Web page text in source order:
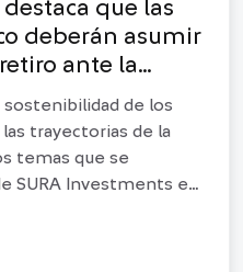
que las
deberán asumir
ante la
de pensiones
sostenibilidad de los
trayectorias de la
temas que se
SURA Investments en